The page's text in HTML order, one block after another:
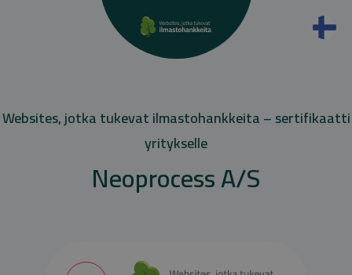
Websites, jotka tukevat ilmastohankkeita – sertifikaatti
yritykselle
Neoprocess A/S